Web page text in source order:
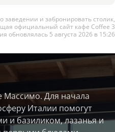
заведении и забронировать столик,
официальный сайт кафе Coffee 3
обновлялась 5 августа 2026 в 15:26
Массимо. Для начала
Италии помогут
и базиликом, лазанья и